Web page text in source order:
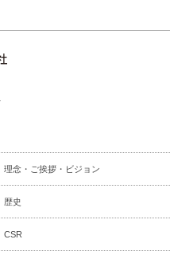
理念・ご挨拶・ビジョン
歴史
CSR